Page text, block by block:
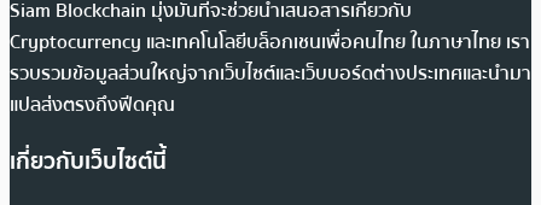
Siam Blockchain มุ่งมั่นที่จะช่วยนำเสนอสารเกี่ยวกับ
Cryptocurrency และเทคโนโลยีบล็อกเชนเพื่อคนไทย ในภาษาไทย เรา
รวบรวมข้อมูลส่วนใหญ่จากเว็บไซต์และเว็บบอร์ดต่างประเทศและนำมา
แปลส่งตรงถึงฟีดคุณ
เกี่ยวกับเว็บไซต์นี้